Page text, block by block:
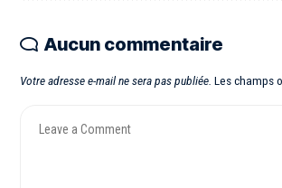
Aucun commentaire
Votre adresse e-mail ne sera pas publiée. Les champs